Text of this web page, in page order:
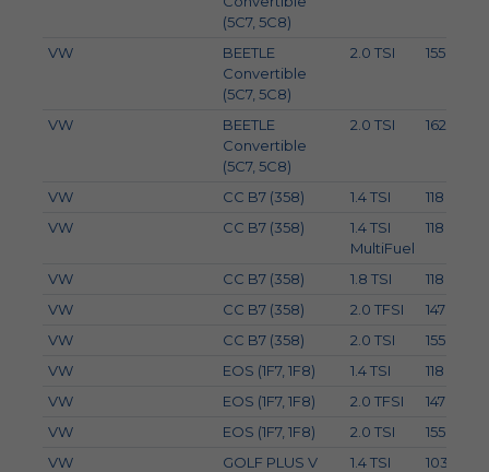
(5C7, 5C8)
VW
BEETLE
Convertible
(5C7, 5C8)
2.0 TSI 155
VW
BEETLE
Convertible
(5C7, 5C8)
2.0 TSI 162
VW CC B7 (358) 1.4 TSI 118
VW
CC B7 (358)
1.4 TSI
MultiFuel
118
VW CC B7 (358) 1.8 TSI 118
VW
CC B7 (358) 2.0 TFSI 147
VW
CC B7 (358) 2.0 TSI 155
VW
EOS (1F7, 1F8) 1.4 TSI 118
VW
EOS (1F7, 1F8) 2.0 TFSI 147
VW
EOS (1F7, 1F8) 2.0 TSI 155
VW
GOLF PLUS V
1.4 TSI 103